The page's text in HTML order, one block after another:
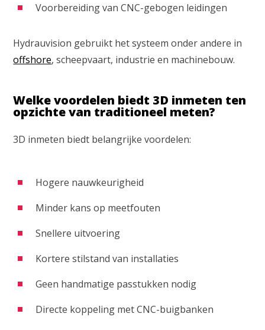
Voorbereiding van CNC-gebogen leidingen
Hydrauvision gebruikt het systeem onder andere in
offshore, scheepvaart, industrie en machinebouw.
Welke voordelen biedt 3D inmeten ten
opzichte van traditioneel meten?
3D inmeten biedt belangrijke voordelen:
Hogere nauwkeurigheid
Minder kans op meetfouten
Snellere uitvoering
Kortere stilstand van installaties
Geen handmatige passtukken nodig
Directe koppeling met CNC-buigbanken